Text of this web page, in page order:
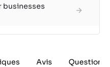
businesses
Avis Questions